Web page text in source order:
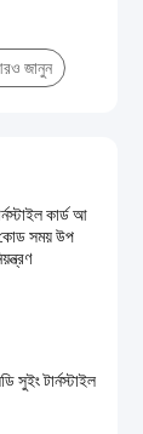
জানুন
কার্ড আ
সময় উপ
সুইং টার্নস্টাইল